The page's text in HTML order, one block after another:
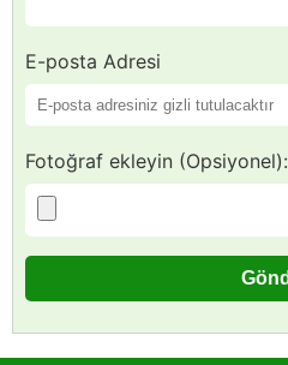
E-posta Adresi
Fotoğraf ekleyin (Opsiyonel):